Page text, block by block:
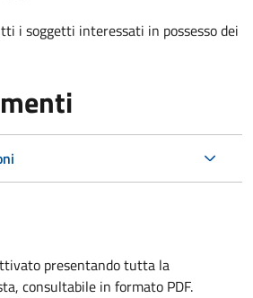
i soggetti interessati in possesso dei
presentando tutta la
consultabile in formato PDF.